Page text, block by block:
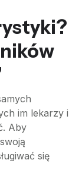
im lekarzy i
Aby
się